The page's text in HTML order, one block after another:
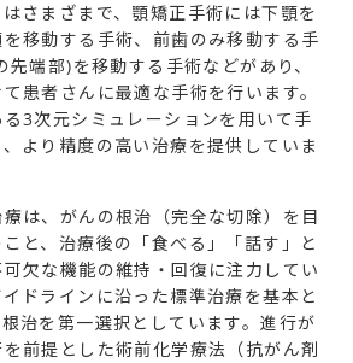
さまざまで、顎矯正手術には下顎を
移動する手術、前歯のみ移動する手
端部)を移動する手術などがあり、
患者さんに最適な手術を行います。
3次元シミュレーションを用いて手
より精度の高い治療を提供していま
は、がんの根治（完全な切除）を目
と、治療後の「食べる」「話す」と
欠な機能の維持・回復に注力してい
ドラインに沿った標準治療を基本と
治を第一選択としています。進行が
前提とした術前化学療法（抗がん剤